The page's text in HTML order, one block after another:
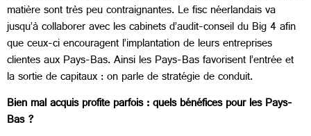
matière sont très peu contraignantes. Le fisc néerlandais va
jusqu’à collaborer avec les cabinets d’audit-conseil du Big 4 afin
que ceux-ci encouragent l’implantation de leurs entreprises
clientes aux Pays-Bas. Ainsi les Pays-Bas favorisent l’entrée et
la sortie de capitaux : on parle de stratégie de conduit.
Bien mal acquis profite parfois : quels bénéfices pour les Pays-
Bas ?